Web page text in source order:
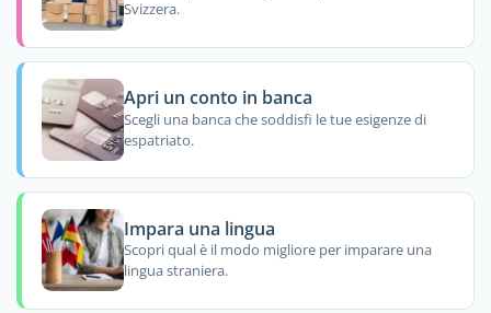
Svizzera.
Apri un conto in banca
Scegli una banca che soddisfi le tue esigenze di
espatriato.
Impara una lingua
Scopri qual è il modo migliore per imparare una
lingua straniera.